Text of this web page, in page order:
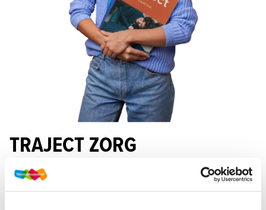
TRAJECT ZORG
Het nieuwe KD Zorg komt eraan!